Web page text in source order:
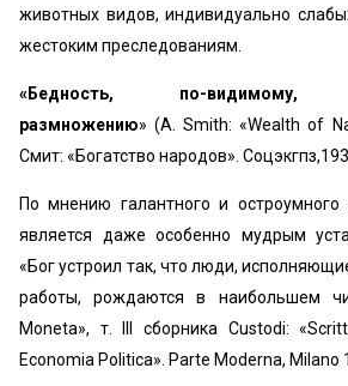
животных видов, индивидуально
жестоким преследованиям.
«Бедность, по-видимому,
размножению» (A. Smith: «Wealth of
Смит: «Богатство народов».
По мнению галантного и остроумного
является даже особенно мудрым
«Бог устроил так, что люди,
работы, рождаются в наибольшем
Moneta», т. III сборника Custodi:
Economia Politica». Parte Moderna, Milano